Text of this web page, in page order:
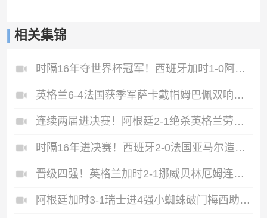
相关集锦
时隔16年夺世界杯冠军！西班牙加时1-0阿根廷费兰制胜恩佐染红
英格兰6-4法国获季军萨卡戴帽姆巴佩双响创纪录奥利塞2助+失良机
连续两届进决赛！阿根廷2-1绝杀英格兰劳塔罗恩佐破门梅西两助攻
时隔16年进决赛！西班牙2-0法国亚马尔造点奥亚萨瓦尔、波罗破门
晋级四强！英格兰加时2-1挪威贝林厄姆连场双响谢尔德鲁普破门
阿根廷加时3-1瑞士进4强小蜘蛛破门梅西助攻麦卡恩博洛假摔染红